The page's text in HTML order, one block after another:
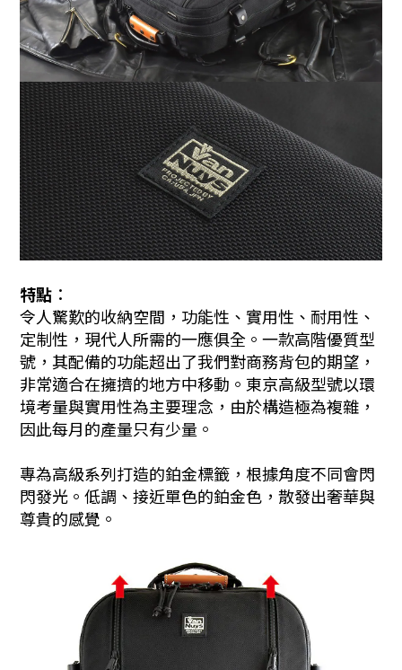
特點︰
令人驚歎的收納空間，功能性、實用性、耐用性、
定制性，現代人所需的一應俱全。一款高階優質型
號，其配備的功能超出了我們對商務背包的期望，
非常適合在擁擠的地方中移動。東京高級型號以環
境考量與實用性為主要理念，由於構造極為複雜，
因此每月的產量只有少量。
專為高級系列打造的鉑金標籤，根據角度不同會閃
閃發光。低調、接近單色的鉑金色，散發出奢華與
尊貴的感覺。